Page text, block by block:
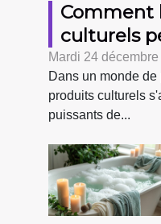
Comment
culturels
la
Mardi 24
Dans un monde
produits culturels
puissants de...